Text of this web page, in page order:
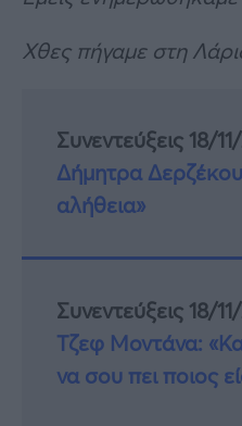
Χθες πήγαμε στη
Συνεντεύξεις 18/
Δήμητρα
αλήθεια»
Συνεντεύξεις 18/
Τζεφ Μοντάνα:
να σου πει ποιος